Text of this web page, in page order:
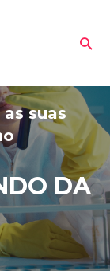
suas
DA